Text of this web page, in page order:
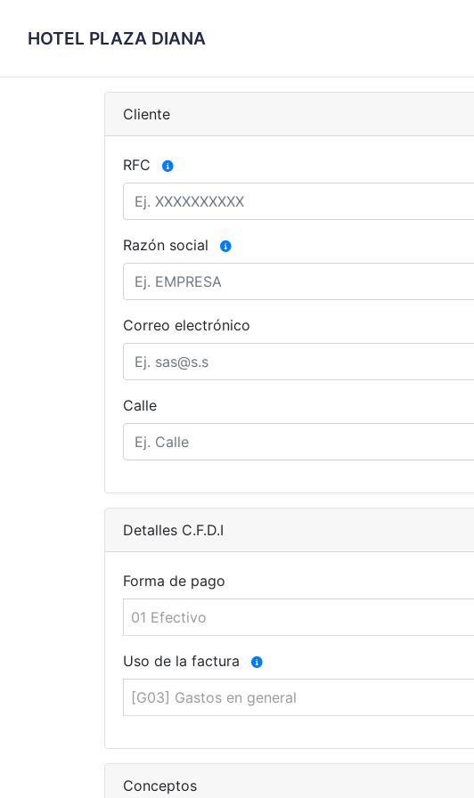
HOTEL PLAZA DIANA
Cliente
RFC
Razón social
Correo electrónico
Calle
Detalles C.F.D.I
Forma de pago
01 Efectivo
Uso de la factura
[G03] Gastos en general
Conceptos